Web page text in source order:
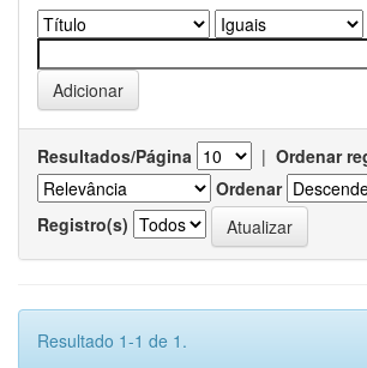
Resultados/Página | Ordenar
Ordenar
Registro(s)
Resultado 1-1 de 1.